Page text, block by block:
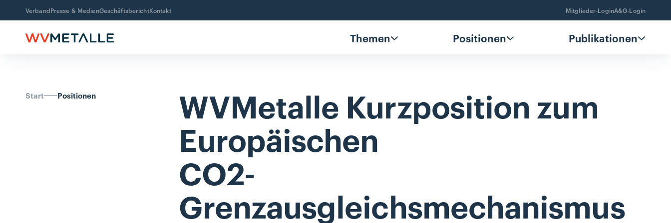
VerbandPresse & MedienGeschäftsberichtKontakt Mitglieder-LoginA&G-Login
Themen Positionen Publikationen
Start Positionen WVMetalle Kurzposition zum
Europäischen
CO2-
Grenzausgleichsmechanismus